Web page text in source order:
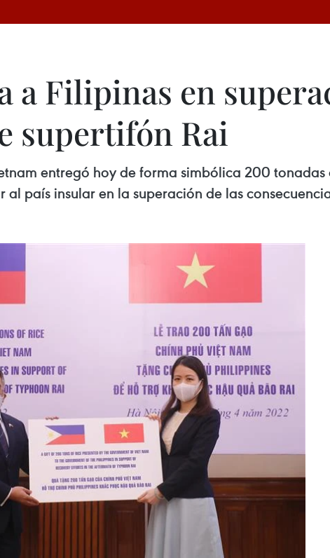
a Filipinas en
supertifón Rai
entregó hoy de forma simbólica 200
país insular en la superación de las